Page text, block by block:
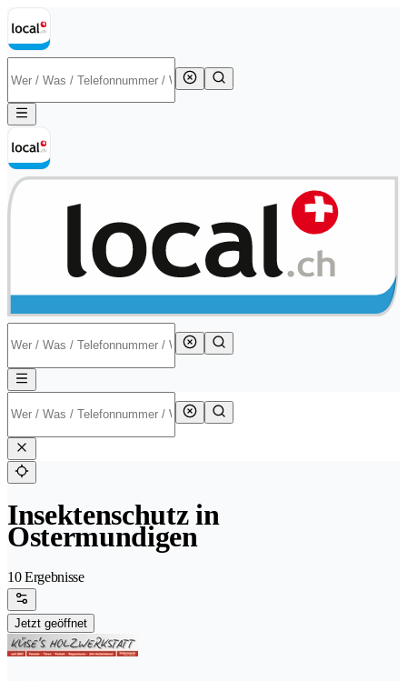
Insektenschutz in
Ostermundigen
10 Ergebnisse
Jetzt geöffnet